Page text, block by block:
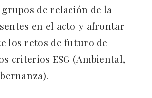
grupos de relación de la
en el acto y afrontar
los retos de futuro de
criterios ESG (Ambiental,